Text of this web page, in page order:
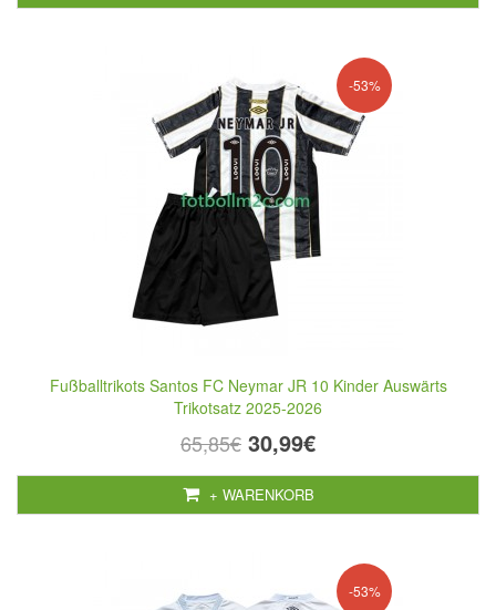
-53%
Fußballtrikots Santos FC Neymar JR 10 Kinder Auswärts
Trikotsatz 2025-2026
65,85€ 30,99€
+ WARENKORB
-53%